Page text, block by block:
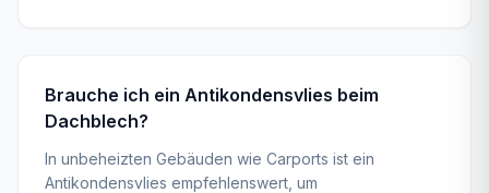
Brauche ich ein Antikondensvlies beim
Dachblech?
In unbeheizten Gebäuden wie Carports ist ein
Antikondensvlies empfehlenswert, um